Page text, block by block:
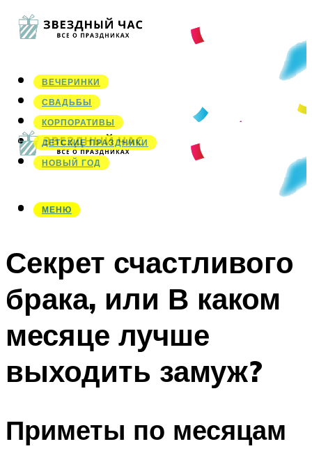
ВЕЧЕРИНКИ
СВАДЬБЫ
КОРПОРАТИВЫ
ДЕТСКИЕ ПРАЗДНИКИ
НОВЫЙ ГОД
МЕНЮ
МЕНЮ
Секрет счастливого
брака, или В каком
месяце лучше
выходить замуж?
Приметы по месяцам